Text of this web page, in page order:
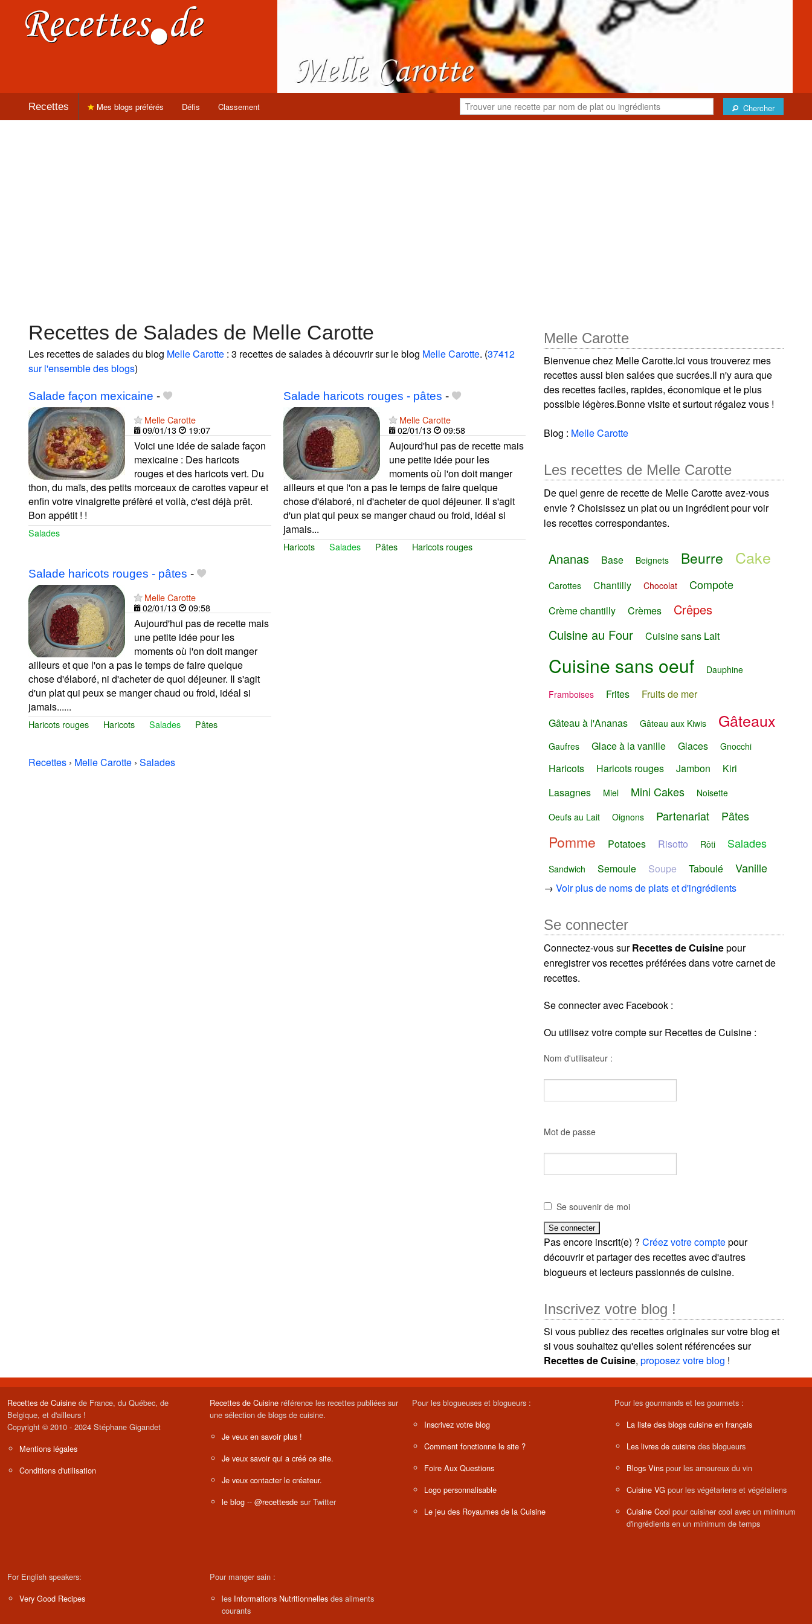
Recettes Chercher
Mes blogs préférés Défis Classement
Recettes de Salades de Melle Carotte
Les recettes de salades du blog Melle Carotte : 3 recettes de salades à découvrir sur le blog Melle Carotte. (37412
sur l'ensemble des blogs)
Salade façon mexicaine -
Melle Carotte
09/01/13
19:07
Voici une idée de salade façon
mexicaine : Des haricots
rouges et des haricots vert. Du
thon, du maïs, des petits morceaux de carottes vapeur et
enfin votre vinaigrette préfèré et voilà, c'est déjà prêt.
Bon appétit ! !
Salades
Salade haricots rouges - pâtes -
Melle Carotte
02/01/13
09:58
Aujourd'hui pas de recette mais
une petite idée pour les
moments où l'on doit manger
ailleurs et que l'on a pas le temps de faire quelque
chose d'élaboré, ni d'acheter de quoi déjeuner. Il s'agit
d'un plat qui peux se manger chaud ou froid, idéal si
jamais...
Haricots Salades Pâtes Haricots rouges
Salade haricots rouges - pâtes -
Melle Carotte
02/01/13
09:58
Aujourd'hui pas de recette mais
une petite idée pour les
moments où l'on doit manger
ailleurs et que l'on a pas le temps de faire quelque
chose d'élaboré, ni d'acheter de quoi déjeuner. Il s'agit
d'un plat qui peux se manger chaud ou froid, idéal si
jamais......
Haricots rouges Haricots Salades Pâtes
Recettes › Melle Carotte › Salades
Melle Carotte
Bienvenue chez Melle Carotte.Ici vous trouverez mes
recettes aussi bien salées que sucrées.Il n'y aura que
des recettes faciles, rapides, économique et le plus
possible légères.Bonne visite et surtout régalez vous !
Blog : Melle Carotte
Les recettes de Melle Carotte
De quel genre de recette de Melle Carotte avez-vous
envie ? Choisissez un plat ou un ingrédient pour voir
les recettes correspondantes.
Ananas Base Beignets Beurre Cake
Carottes Chantilly Chocolat Compote
Crème chantilly Crèmes
Crêpes
Cuisine au Four
Cuisine sans Lait
Cuisine sans oeuf Dauphine
Framboises Frites Fruits de mer
Gâteau à l'Ananas Gâteau aux Kiwis Gâteaux
Gaufres Glace à la vanille Glaces Gnocchi
Haricots Haricots rouges Jambon
Kiri
Lasagnes
Miel Mini Cakes
Noisette
Oeufs au Lait
Oignons Partenariat Pâtes
Pomme Potatoes Risotto Rôti Salades
Sandwich Semoule Soupe Taboulé Vanille
→Voir plus de noms de plats et d'ingrédients
Se connecter
Connectez-vous surRecettes de Cuisinepour
enregistrer vos recettes préférées dans votre carnet de
recettes.
Se connecter avec Facebook :
Ou utilisez votre compte sur Recettes de Cuisine :
Nom d'utilisateur :
Mot de passe
Se souvenir de moi
Pas encore inscrit(e) ?Créez votre comptepour
découvrir et partager des recettes avec d'autres
blogueurs et lecteurs passionnés de cuisine.
Inscrivez votre blog !
Si vous publiez des recettes originales sur votre blog et
si vous souhaitez qu'elles soient référencées sur
Recettes de Cuisine,proposez votre blog !
Recettes de Cuisine de France, du Québec, de
Belgique, et d'ailleurs !
Copyright © 2010 - 2024 Stéphane Gigandet
Mentions légales
Conditions d'utilisation
Recettes de Cuisine référence les recettes publiées sur
une sélection de blogs de cuisine.
Je veux en savoir plus !
Je veux savoir qui a créé ce site.
Je veux contacter le créateur.
le blog -- @recettesde sur Twitter
Pour les blogueuses et blogueurs :
Inscrivez votre blog
Comment fonctionne le site ?
Foire Aux Questions
Logo personnalisable
Le jeu des Royaumes de la Cuisine
Pour les gourmands et les gourmets :
La liste des blogs cuisine en français
Les livres de cuisine des blogueurs
Blogs Vins pour les amoureux du vin
Cuisine VG pour les végétariens et végétaliens
Cuisine Cool pour cuisiner cool avec un minimum
d'ingrédients en un minimum de temps
For English speakers:
Very Good Recipes
Pour manger sain :
les Informations Nutritionnelles des aliments
courants